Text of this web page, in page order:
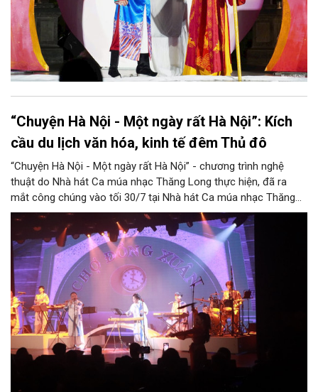
“Chuyện Hà Nội - Một ngày rất Hà Nội”: Kích
cầu du lịch văn hóa, kinh tế đêm Thủ đô
“Chuyện Hà Nội - Một ngày rất Hà Nội” - chương trình nghệ
thuật do Nhà hát Ca múa nhạc Thăng Long thực hiện, đã ra
mắt công chúng vào tối 30/7 tại Nhà hát Ca múa nhạc Thăng
Long (số 31 - 33 phố Lương Văn Can, phường Hoàn Kiếm).